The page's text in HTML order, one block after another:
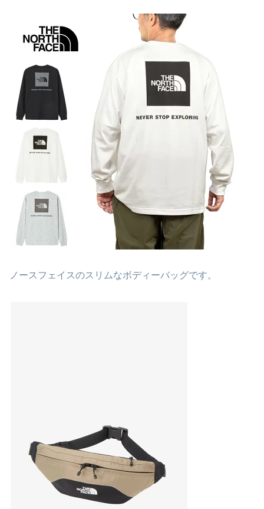
ノースフェイスのスリムなボディーバッグです。